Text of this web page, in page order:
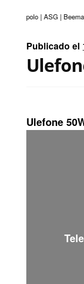
| Apolo | ASG | Beeman
Publicado el
Ulefone